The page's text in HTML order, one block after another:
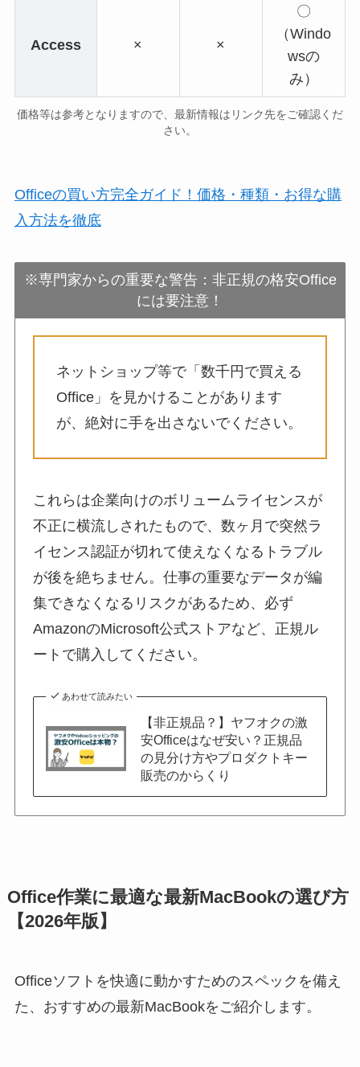
Access × ×
〇
（Windo
wsの
み）
価格等は参考となりますので、最新情報はリンク先をご確認くだ
さい。
Officeの買い方完全ガイド！価格・種類・お得な購
入方法を徹底
※専門家からの重要な警告：非正規の格安Office
には要注意！
ネットショップ等で「数千円で買える
Office」を見かけることがあります
が、絶対に手を出さないでください。
これらは企業向けのボリュームライセンスが
不正に横流しされたもので、数ヶ月で突然ラ
イセンス認証が切れて使えなくなるトラブル
が後を絶ちません。仕事の重要なデータが編
集できなくなるリスクがあるため、必ず
AmazonのMicrosoft公式ストアなど、正規ル
ートで購入してください。
あわせて読みたい
【非正規品？】ヤフオクの激
安Officeはなぜ安い？正規品
の見分け方やプロダクトキー
販売のからくり
Office作業に最適な最新MacBookの選び方
【2026年版】
Officeソフトを快適に動かすためのスペックを備え
た、おすすめの最新MacBookをご紹介します。